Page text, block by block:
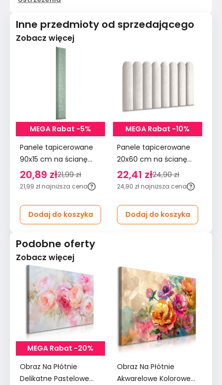
Inne przedmioty od sprzedającego
Zobacz więcej
MEGA Rabat -5%
Panele tapicerowane
90x15 cm na ścianę
wezgłowie miętowy
20,89 zł21,99 zł
21,99 zł najniższa cena
Dodaj do koszyka
MEGA Rabat -10%
Panele tapicerowane
20x60 cm na ścianę
płotek wezgłowie
kremowy
22,41 zł24,90 zł
24,90 zł najniższa cena
Dodaj do koszyka
Podobne oferty
Zobacz więcej
MEGA Rabat -20%
Obraz Na Płótnie
Delikatne Pastelowe
Obraz Na Płótnie
Akwarelowe Kolorowe